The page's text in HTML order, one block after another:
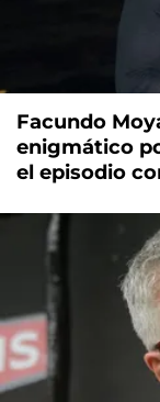
Facundo
enigmático
el episodio